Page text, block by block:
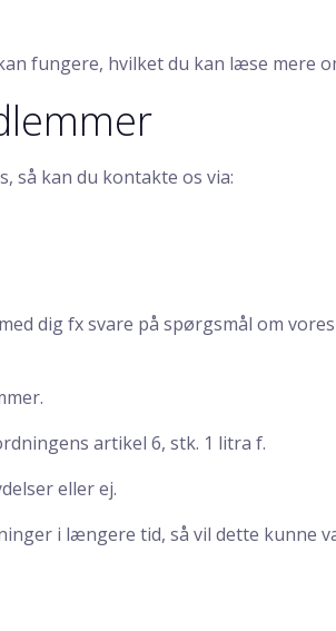
fungere, hvilket du kan læse mere
så kan du kontakte os via:
dig fx svare på spørgsmål om
artikel 6, stk. 1 litra f.
eller ej.
i længere tid, så vil dette kunne